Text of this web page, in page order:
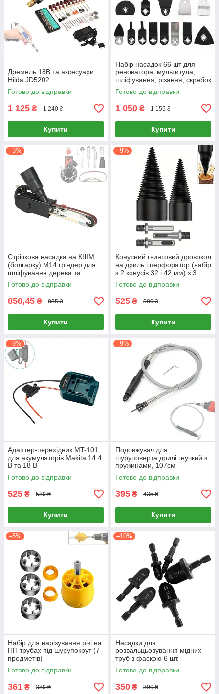
Дремель 18В та аксесуари
Hilda JD5202
Готово до відправки
1 125 ₴ 1 240 ₴
Купити
Набір насадок 66 шт для
реноватора, мультитула,
шліфування, різання, скребок
Готово до відправки
1 050 ₴ 1 155 ₴
Купити
–3%
Стрічкова насадка на КШМ
(болгарку) М14 гріндер для
шліфування дерева та
металу
Готово до відправки
858,45 ₴ 885 ₴
Купити
–9%
Конусний гвинтовий дровокол
на дриль і перфоратор (набір
з 2 конусів 32 і 42 мм) з 3
адаптерами | Колун для
колод із рукавичками
Готово до відправки
525 ₴ 580 ₴
Купити
–9%
Адаптер-перехідник MT-101
для акумуляторів Makita 14.4
В та 18 В
Готово до відправки
525 ₴ 580 ₴
Купити
–9%
Подовжувач для
шуруповерта дрилі гнучкий з
пружинами, 107см
Готово до відправки
395 ₴ 435 ₴
Купити
–5%
Набір для нарізування різі на
ПП трубах під шурупокрут (7
предметів)
Готово до відправки
361 ₴ 380 ₴
–10%
Насадки для
розвальцьовування мідних
труб з фаскою 6 шт.
Готово до відправки
350 ₴ 390 ₴